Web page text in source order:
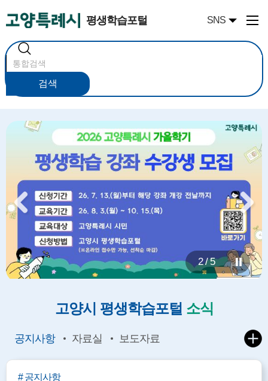
SNS
평생학습포털
통
합
검
색
검색
2 / 5
고양시 평생학습포털 소식
공지사항
# 공지사항
자료실 보도자료